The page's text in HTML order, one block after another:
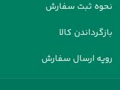
نحوه ثبت سفارش
بازگرداندن کالا
رویه ارسال سفارش